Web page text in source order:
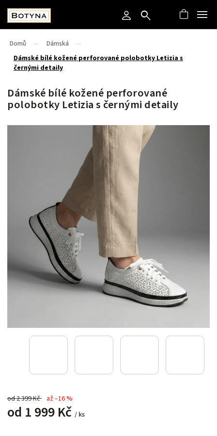
Domů / Dámská
/
Dámské bílé kožené perforované polobotky Letizia s
černými detaily
Dámské bílé kožené perforované
polobotky Letizia s černými detaily
od 2 399 Kč až –16 %
od 1 999 Kč / ks